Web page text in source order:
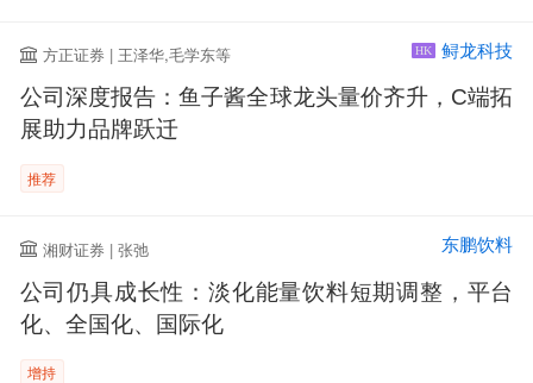
方正证券 | 王泽华,毛学东等 HK 鲟龙科技
公司深度报告：鱼子酱全球龙头量价齐升，C端拓
展助力品牌跃迁
推荐
湘财证券 | 张弛 东鹏饮料
公司仍具成长性：淡化能量饮料短期调整，平台
化、全国化、国际化
增持